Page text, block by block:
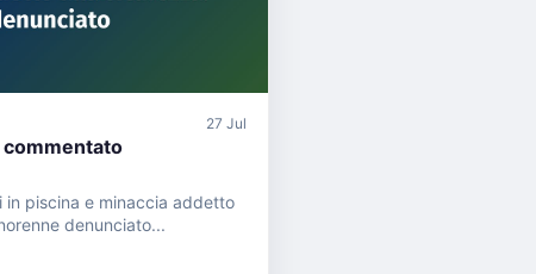
27 Jul
commentato
in piscina e minaccia addetto
denunciato...